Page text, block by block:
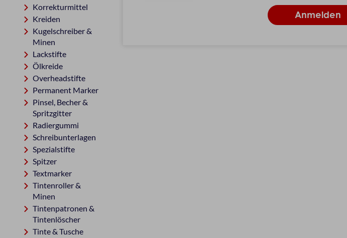
Korrekturmittel
Kreiden
Kugelschreiber &
Minen
Lackstifte
Ölkreide
Overheadstifte
Permanent Marker
Pinsel, Becher &
Spritzgitter
Radiergummi
Schreibunterlagen
Spezialstifte
Spitzer
Textmarker
Tintenroller &
Minen
Tintenpatronen &
Tintenlöscher
Tinte & Tusche